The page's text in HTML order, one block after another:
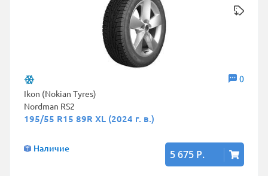
0
Ikon (Nokian Tyres)
Nordman RS2
195/55 R15 89R XL (2024 г. в.)
Наличие 5 675 Р.